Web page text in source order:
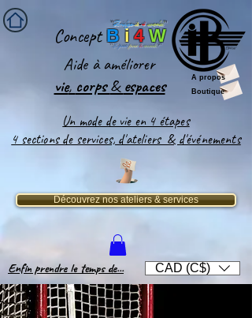
''Le pontpour le monde!''
ConceptB i 4 W
''Bridge-it-4world''
Aide à améliorer
vie, corps&espaces​
A propos
Boutique
Un mode de vie en 4 étapes
4 sections de services, d'ateliers & d'événements
CAD (C$)
Enfin prendre le temps de...
Découvrez nos ateliers & services